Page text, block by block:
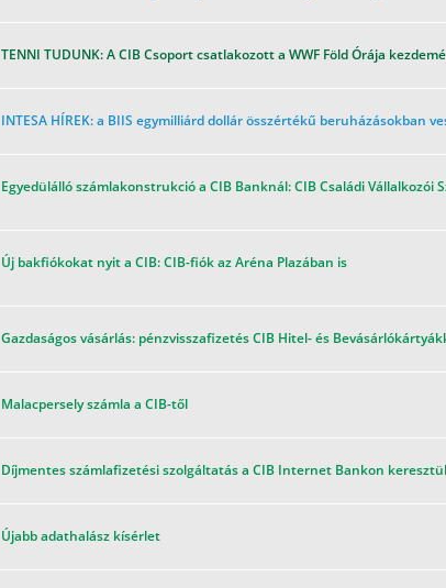
TENNI TUDUNK: A CIB Csoport csatlakozott a WWF Föld Órája
INTESA HÍREK: a BIIS egymilliárd dollár összértékű beruházásokban
Egyedülálló számlakonstrukció a CIB Banknál: CIB Családi Vállalkozói
Új bakfiókokat nyit a CIB: CIB-fiók az Aréna Plazában is
Gazdaságos vásárlás: pénzvisszafizetés CIB Hitel- és
Malacpersely számla a CIB-től
Díjmentes számlafizetési szolgáltatás a CIB Internet Bankon keresztül
Újabb adathalász kísérlet